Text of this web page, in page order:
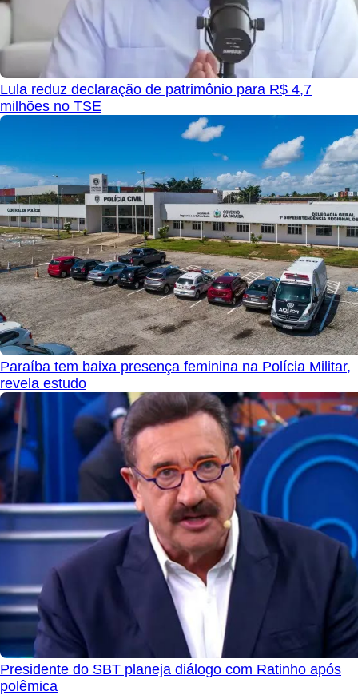
Lula reduz declaração de patrimônio para R$ 4,7
milhões no TSE
Paraíba tem baixa presença feminina na Polícia Militar,
revela estudo
Presidente do SBT planeja diálogo com Ratinho após
polêmica